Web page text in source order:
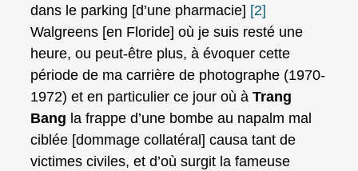
dans le parking [d’une pharmacie] [2]
Walgreens [en Floride] où je suis resté une
heure, ou peut-être plus, à évoquer cette
période de ma carrière de photographe (1970-
1972) et en particulier ce jour où à Trang
Bang la frappe d’une bombe au napalm mal
ciblée [dommage collatéral] causa tant de
victimes civiles, et d’où surgit la fameuse